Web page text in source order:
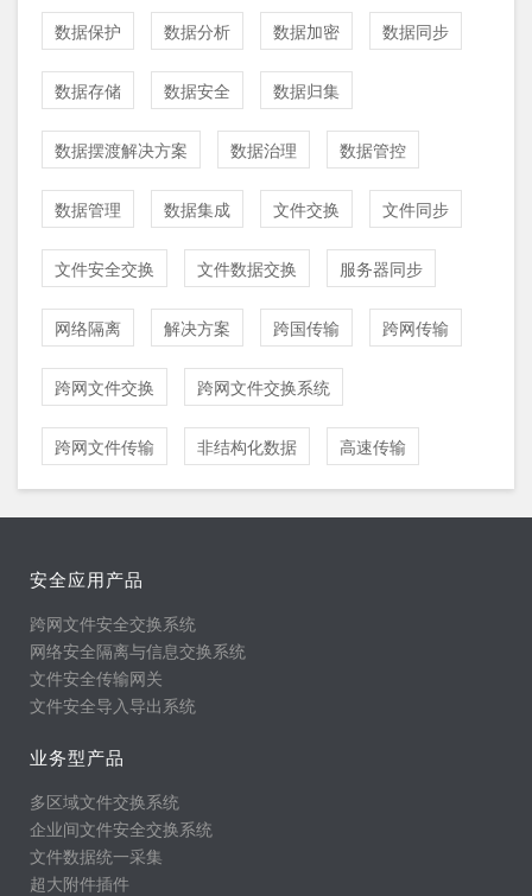
数据保护 数据分析 数据加密 数据同步
数据存储 数据安全 数据归集
数据摆渡解决方案 数据治理 数据管控
数据管理 数据集成 文件交换 文件同步
文件安全交换 文件数据交换 服务器同步
网络隔离 解决方案 跨国传输 跨网传输
跨网文件交换 跨网文件交换系统
跨网文件传输 非结构化数据 高速传输
安全应用产品
跨网文件安全交换系统
网络安全隔离与信息交换系统
文件安全传输网关
文件安全导入导出系统
业务型产品
多区域文件交换系统
企业间文件安全交换系统
文件数据统一采集
超大附件插件